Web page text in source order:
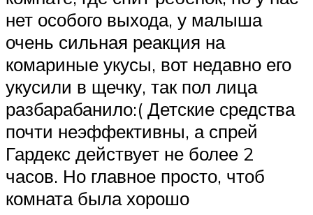
нет особого выхода, у малыша
очень сильная реакция на
комариные укусы, вот недавно его
укусили в щечку, так пол лица
разбарабанило:( Детские средства
почти неэффективны, а спрей
Гардекс действует не более 2
часов. Но главное просто, чтоб
комната была хорошо